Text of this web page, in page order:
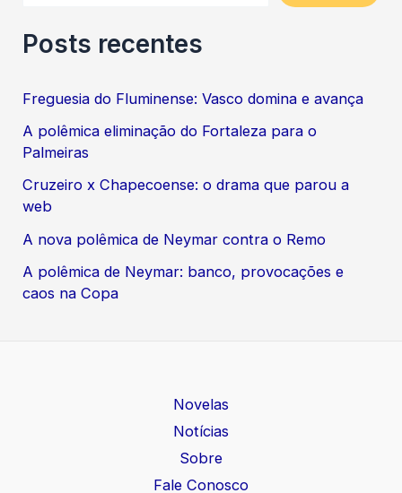
Posts recentes
Freguesia do Fluminense: Vasco domina e avança
A polêmica eliminação do Fortaleza para o
Palmeiras
Cruzeiro x Chapecoense: o drama que parou a
web
A nova polêmica de Neymar contra o Remo
A polêmica de Neymar: banco, provocações e
caos na Copa
Novelas
Notícias
Sobre
Fale Conosco